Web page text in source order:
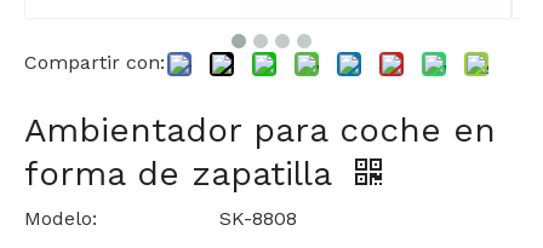
Compartir con:
Ambientador para coche en
forma de zapatilla
Modelo:
SK-8808